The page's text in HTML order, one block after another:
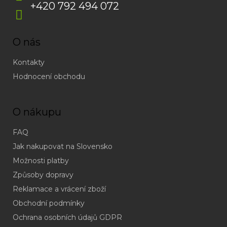
+420 792 494 072
O nás
Kontakty
Hodnocení obchodu
O nákupu
FAQ
Jak nakupovat na Slovensko
Možnosti platby
Způsoby dopravy
Reklamace a vrácení zboží
Obchodní podmínky
Ochrana osobních údajů GDPR
(odpověď
do